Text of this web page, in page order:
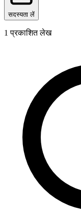
सदस्यता लें
1 प्रकाशित लेख